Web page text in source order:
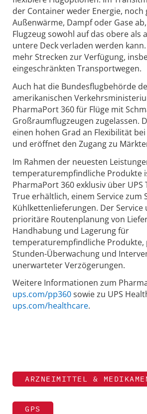
der Container weder Energie, noch
Außenwärme, Dampf oder Gase
Flugzeug sowohl auf das obere als
untere Deck verladen werden
mehr Strecken zur Verfügung,
eingeschränkten Transportwegen.
Auch hat die Bundesflugbehörde
amerikanischen
PharmaPort 360 für Flüge mit
Großraumflugzeugen zugelassen.
einen hohen Grad an Flexibilität
und eröffnet den Zugang zu
Im Rahmen der neuesten
temperaturempfindliche Produkte
PharmaPort 360 exklusiv über
True erhältlich, einem Service zum
Kühlkettenlieferungen. Der Service
prioritäre Routenplanung von
Handhabung und Lagerung für
temperaturempfindliche Produkte,
Stunden-Überwachung und
unerwarteter Verzögerungen.
Weitere Informationen zum
ups.com/pp360sowie zu UPS
ups.com/healthcare.
ARZNEIMITTEL &
GPS